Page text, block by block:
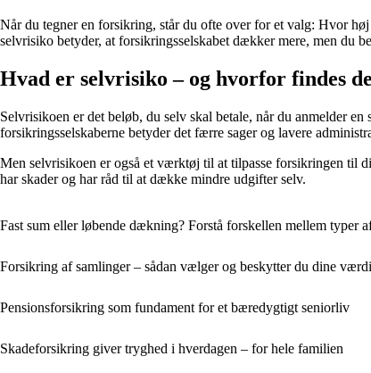
Når du tegner en forsikring, står du ofte over for et valg: Hvor
selvrisiko betyder, at forsikringsselskabet dækker mere, men du
Hvad er selvrisiko – og hvorfor findes
Selvrisikoen er det beløb, du selv skal betale, når du anmelder
forsikringsselskaberne betyder det færre sager og lavere
Men selvrisikoen er også et værktøj til at tilpasse forsikringen til
har skader og har råd til at dække mindre udgifter selv.
Fast sum eller løbende dækning? Forstå forskellen mellem typer
Forsikring af samlinger – sådan vælger og beskytter du dine
Pensionsforsikring som fundament for et bæredygtigt seniorliv
Skadeforsikring giver tryghed i hverdagen – for hele familien